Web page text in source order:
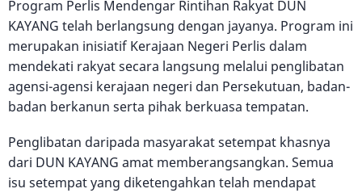
Program Perlis Mendengar Rintihan Rakyat DUN
KAYANG telah berlangsung dengan jayanya. Program ini
merupakan inisiatif Kerajaan Negeri Perlis dalam
mendekati rakyat secara langsung melalui penglibatan
agensi-agensi kerajaan negeri dan Persekutuan, badan-
badan berkanun serta pihak berkuasa tempatan.
Penglibatan daripada masyarakat setempat khasnya
dari DUN KAYANG amat memberangsangkan. Semua
isu setempat yang diketengahkan telah mendapat